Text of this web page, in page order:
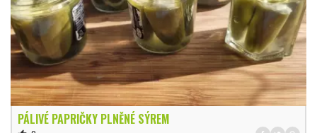
PÁLIVÉ PAPRIČKY PLNĚNÉ SÝREM